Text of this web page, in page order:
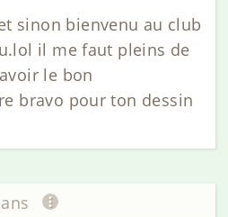
sinon bienvenu au club
il me faut pleins de
le bon
bravo pour ton dessin